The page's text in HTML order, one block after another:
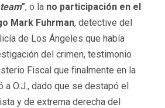
", o la no participación en el
Mark Fuhrman, detective del
de Los Ángeles que había
del crimen, testimonio
Fiscal que finalmente en la
a O.J., dado que se destapó el
y de extrema derecha del